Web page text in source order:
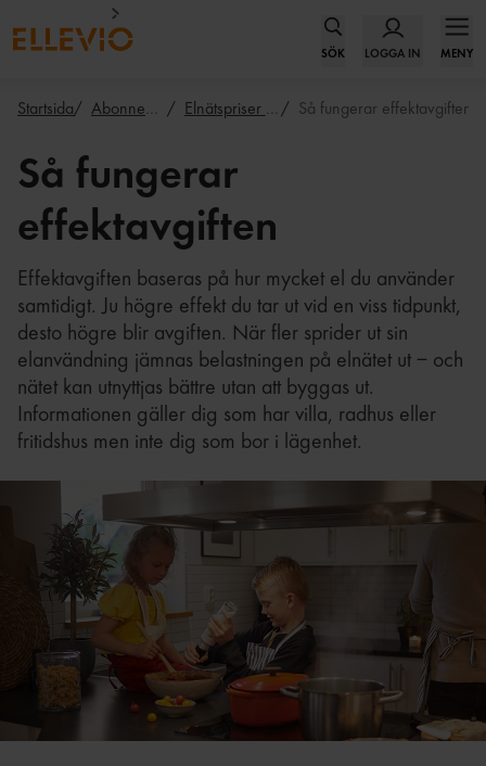
SÖK LOGGA IN MENY
Startsida Så fungerar effektavgiften
Så fungerar
effektavgiften
Effektavgiften baseras på hur mycket el du använder
samtidigt. Ju högre effekt du tar ut vid en viss tidpunkt,
desto högre blir avgiften. När fler sprider ut sin
elanvändning jämnas belastningen på elnätet ut – och
nätet kan utnyttjas bättre utan att byggas ut.
Informationen gäller dig som har villa, radhus eller
fritidshus men inte dig som bor i lägenhet.